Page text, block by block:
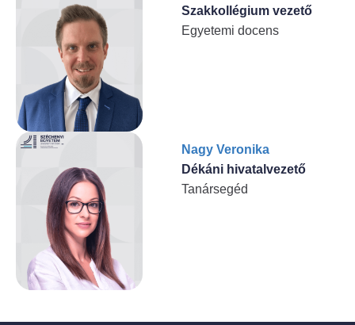
Szakkollégium vezető
Egyetemi docens
Nagy Veronika
Dékáni hivatalvezető
Tanársegéd